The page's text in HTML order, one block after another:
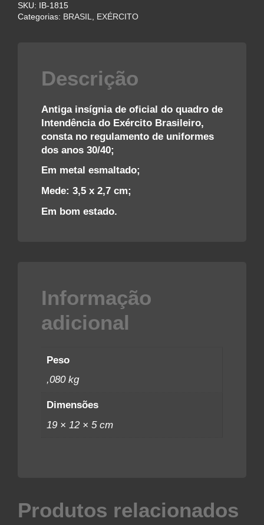
INTENDÊNCIA
DO
quantidade
SKU: IB-1815
Categorias: BRASIL EXÉRCITO
Descrição
Antiga insígnia de oficial do quadro de
Intendência do Exército Brasileiro,
consta no regulamento de uniformes
dos anos 30/40;
Em metal esmaltado;
Mede: 3,5 x 2,7 cm;
Em bom estado.
Informação
adicional
Peso
,080 kg
Dimensões
19 × 12 × 5 cm
Produtos relacionados